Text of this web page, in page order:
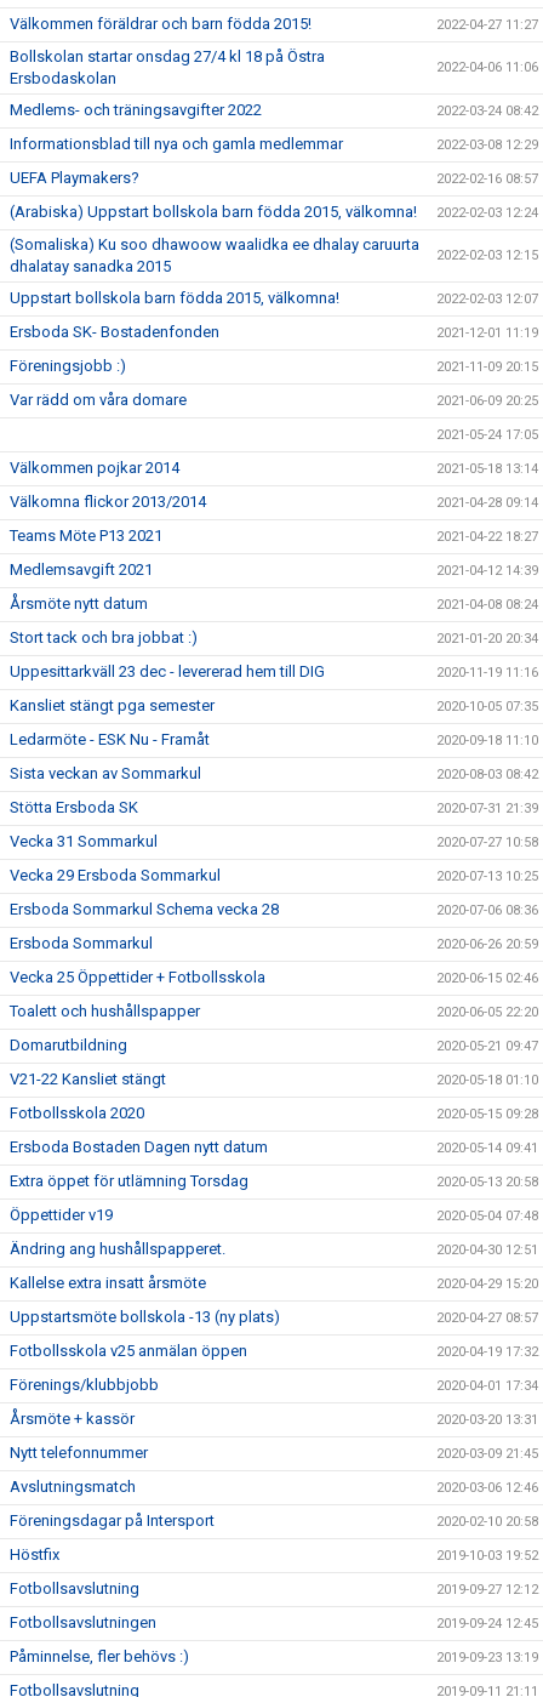
Välkommen föräldrar och barn födda 2015! 2022-04-27 11:27
Bollskolan startar onsdag 27/4 kl 18 på Östra
Ersbodaskolan
2022-04-06 11:06
Medlems- och träningsavgifter 2022 2022-03-24 08:42
Informationsblad till nya och gamla medlemmar 2022-03-08 12:29
UEFA Playmakers? 2022-02-16 08:57
(Arabiska) Uppstart bollskola barn födda 2015, välkomna! 2022-02-03 12:24
(Somaliska) Ku soo dhawoow waalidka ee dhalay caruurta
dhalatay sanadka 2015
2022-02-03 12:15
Uppstart bollskola barn födda 2015, välkomna! 2022-02-03 12:07
Ersboda SK- Bostadenfonden 2021-12-01 11:19
Föreningsjobb :) 2021-11-09 20:15
Var rädd om våra domare 2021-06-09 20:25
2021-05-24 17:05
Välkommen pojkar 2014 2021-05-18 13:14
Välkomna flickor 2013/2014 2021-04-28 09:14
Teams Möte P13 2021 2021-04-22 18:27
Medlemsavgift 2021 2021-04-12 14:39
Årsmöte nytt datum 2021-04-08 08:24
Stort tack och bra jobbat :) 2021-01-20 20:34
Uppesittarkväll 23 dec - levererad hem till DIG 2020-11-19 11:16
Kansliet stängt pga semester 2020-10-05 07:35
Ledarmöte - ESK Nu - Framåt 2020-09-18 11:10
Sista veckan av Sommarkul 2020-08-03 08:42
Stötta Ersboda SK 2020-07-31 21:39
Vecka 31 Sommarkul 2020-07-27 10:58
Vecka 29 Ersboda Sommarkul 2020-07-13 10:25
Ersboda Sommarkul Schema vecka 28 2020-07-06 08:36
Ersboda Sommarkul 2020-06-26 20:59
Vecka 25 Öppettider + Fotbollsskola 2020-06-15 02:46
Toalett och hushållspapper 2020-06-05 22:20
Domarutbildning 2020-05-21 09:47
V21-22 Kansliet stängt 2020-05-18 01:10
Fotbollsskola 2020 2020-05-15 09:28
Ersboda Bostaden Dagen nytt datum 2020-05-14 09:41
Extra öppet för utlämning Torsdag 2020-05-13 20:58
Öppettider v19 2020-05-04 07:48
Ändring ang hushållspapperet. 2020-04-30 12:51
Kallelse extra insatt årsmöte 2020-04-29 15:20
Uppstartsmöte bollskola -13 (ny plats) 2020-04-27 08:57
Fotbollsskola v25 anmälan öppen 2020-04-19 17:32
Förenings/klubbjobb 2020-04-01 17:34
Årsmöte + kassör 2020-03-20 13:31
Nytt telefonnummer 2020-03-09 21:45
Avslutningsmatch 2020-03-06 12:46
Föreningsdagar på Intersport 2020-02-10 20:58
Höstfix 2019-10-03 19:52
Fotbollsavslutning 2019-09-27 12:12
Fotbollsavslutningen 2019-09-24 12:45
Påminnelse, fler behövs :) 2019-09-23 13:19
Fotbollsavslutning 2019-09-11 21:11